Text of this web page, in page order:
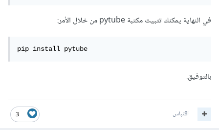
في النهاية يمكنك تثبيت مكتبة pytube من خلال الأمر:
pip install pytube
بالتوفيق.
3 اقتباس